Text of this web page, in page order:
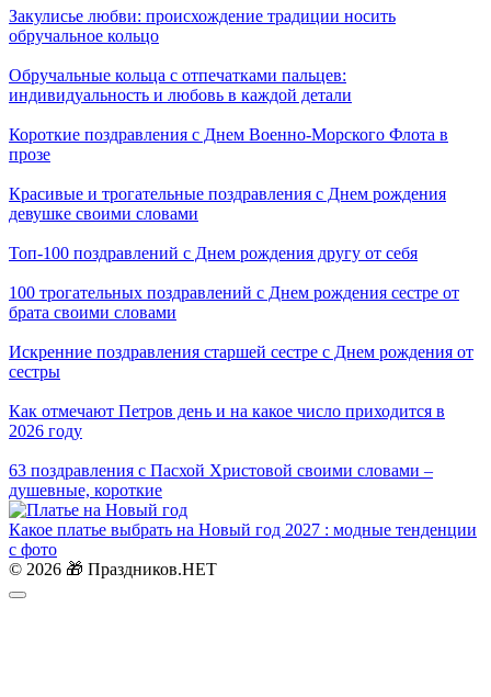
Закулисье любви: происхождение традиции носить
обручальное кольцо
Обручальные кольца с отпечатками пальцев:
индивидуальность и любовь в каждой детали
Короткие поздравления с Днем Военно-Морского Флота в
прозе
Красивые и трогательные поздравления с Днем рождения
девушке своими словами
Топ-100 поздравлений с Днем рождения другу от себя
100 трогательных поздравлений с Днем рождения сестре от
брата своими словами
Искренние поздравления старшей сестре с Днем рождения от
сестры
Как отмечают Петров день и на какое число приходится в
2026 году
63 поздравления с Пасхой Христовой своими словами –
душевные, короткие
Какое платье выбрать на Новый год 2027 : модные тенденции
с фото
© 2026 🎁 Праздников.НЕТ